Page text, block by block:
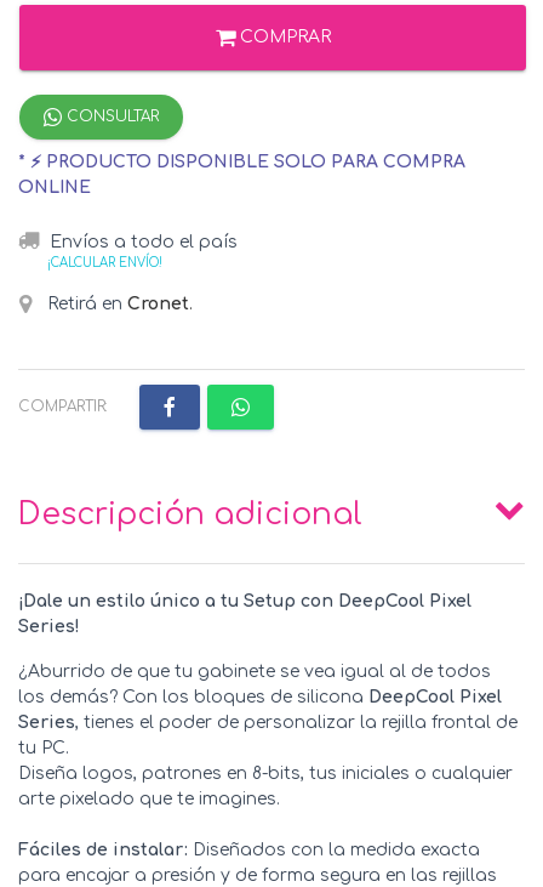
COMPRAR
CONSULTAR
* ⚡ PRODUCTO DISPONIBLE SOLO PARA COMPRA
ONLINE
Envíos a todo el país
¡CALCULAR ENVÍO!
Retirá en Cronet.
COMPARTIR:
Descripción adicional
¡Dale un estilo único a tu Setup con DeepCool Pixel
Series!
¿Aburrido de que tu gabinete se vea igual al de todos
los demás? Con los bloques de silicona DeepCool Pixel
Series, tienes el poder de personalizar la rejilla frontal de
tu PC.
Diseña logos, patrones en 8-bits, tus iniciales o cualquier
arte pixelado que te imagines.
Fáciles de instalar: Diseñados con la medida exacta
para encajar a presión y de forma segura en las rejillas